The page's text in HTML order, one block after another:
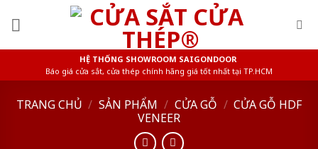
HỆ THỐNG SHOWROOM SAIGONDOOR
Báo giá cửa sắt, cửa thép chính hãng giá tốt nhất tại TP.HCM
TRANG CHỦ / SẢN PHẨM / CỬA GỖ / CỬA GỖ HDF
VENEER